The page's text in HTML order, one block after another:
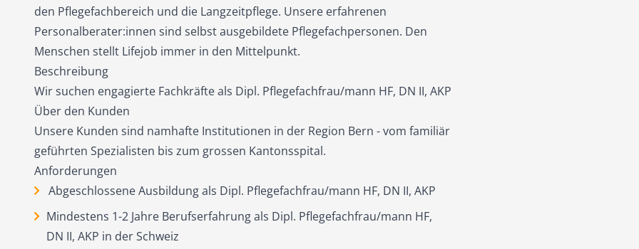
den Pflegefachbereich und die Langzeitpflege. Unsere erfahrenen
Personalberater:innen sind selbst ausgebildete Pflegefachpersonen. Den
Menschen stellt Lifejob immer in den Mittelpunkt.
Beschreibung
Wir suchen engagierte Fachkräfte als Dipl. Pflegefachfrau/mann HF, DN II, AKP
Über den Kunden
Unsere Kunden sind namhafte Institutionen in der Region Bern - vom familiär
geführten Spezialisten bis zum grossen Kantonsspital.
Anforderungen
Abgeschlossene Ausbildung als Dipl. Pflegefachfrau/mann HF, DN II, AKP
Mindestens 1-2 Jahre Berufserfahrung als Dipl. Pflegefachfrau/mann HF,
DN II, AKP in der Schweiz